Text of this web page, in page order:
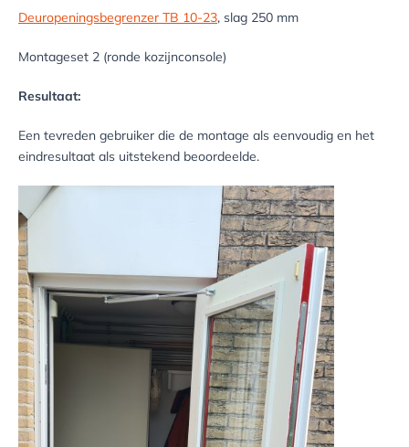
Deuropeningsbegrenzer TB 10-23, slag 250 mm
Montageset 2 (ronde kozijnconsole)
Resultaat:
Een tevreden gebruiker die de montage als eenvoudig en het
eindresultaat als uitstekend beoordeelde.